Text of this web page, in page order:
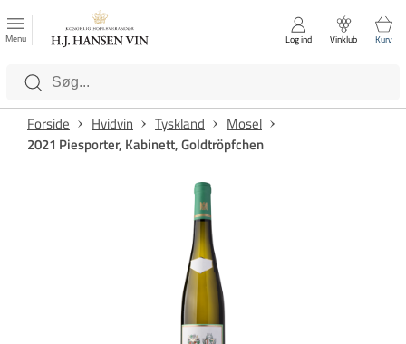
Luk
Kategorier
Menu Log ind Vinklub Kurv
Forside Hvidvin Tyskland
Mosel
2021 Piesporter, Kabinett, Goldtröpfchen